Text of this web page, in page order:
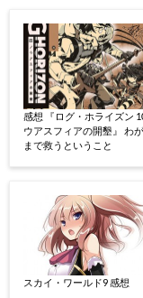
感想 『ログ・ホライズン
ウアスフィアの開墾』 わ
まで救うということ
スカイ・ワールド9 感想